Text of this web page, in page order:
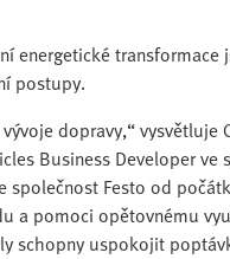
energetické transformace
postupy.
dopravy,“ vysvětluje
Business Developer ve
Festo od
a pomoci opětovnému
schopny uspokojit